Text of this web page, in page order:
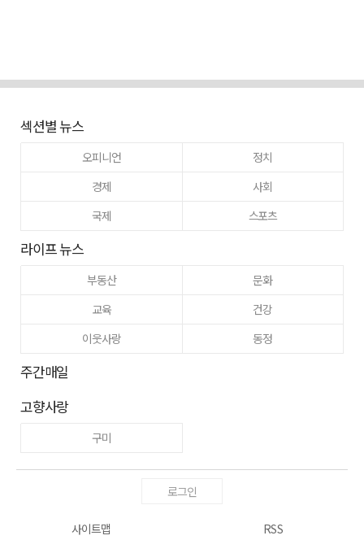
섹션별 뉴스
오피니언
정치
경제
사회
국제
스포츠
라이프 뉴스
부동산
문화
교육
건강
이웃사랑
동정
주간매일
고향사랑
구미
로그인
사이트맵 RSS